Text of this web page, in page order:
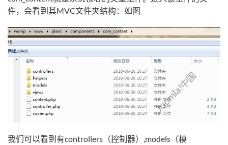
件，会看到其MVC文件夹结构：如图
我们可以看到有controllers（控制器）,models（模